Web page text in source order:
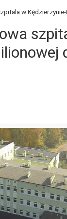
w Kędzierzynie-